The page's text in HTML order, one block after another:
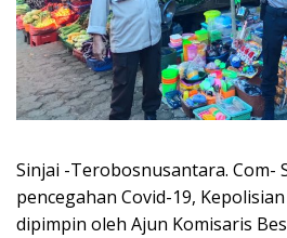
Sinjai -Terobosnusantara. Com-
pencegahan Covid-19,
dipimpin oleh Ajun Komisaris